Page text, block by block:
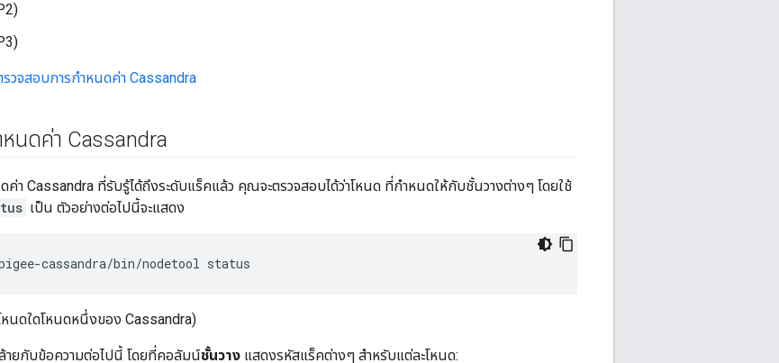
รวจสอบการกำหนดค่า Cassandra
นดค่า Cassandra
ค่า Cassandra ที่รับรู้ได้ถึงระดับแร็คแล้ว คุณจะตรวจสอบได้ว่าโหนด ที่กำหนดให้กับชั้นวางต่างๆ โดยใช้
เป็น ตัวอย่างต่อไปนี้จะแสดง
cassandra/bin/nodetool status
นดใดโหนดหนึ่งของ Cassandra)
ยกับข้อความต่อไปนี้ โดยที่คอลัมน์ชั้นวาง แสดงรหัสแร็คต่างๆ สำหรับแต่ละโหนด: